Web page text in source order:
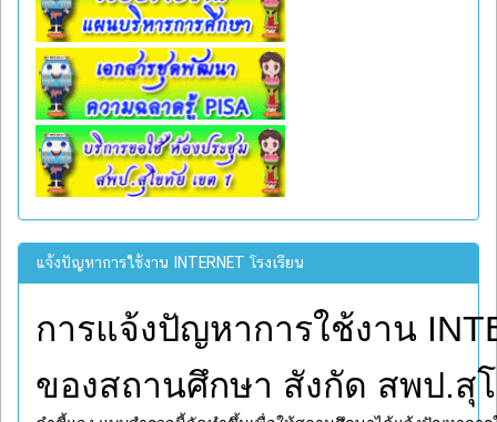
แจ้งปัญหาการใช้งาน INTERNET โรงเรียน